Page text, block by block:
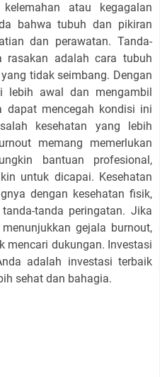
atau kegagalan
bahwa tubuh dan pikiran
dan perawatan. Tanda-
rasakan adalah cara tubuh
tidak seimbang. Dengan
lebih awal dan mengambil
dapat mencegah kondisi ini
kesehatan yang lebih
memang memerlukan
bantuan profesional,
untuk dicapai. Kesehatan
dengan kesehatan fisik,
tanda peringatan. Jika
gejala burnout,
mencari dukungan. Investasi
adalah investasi terbaik
sehat dan bahagia.